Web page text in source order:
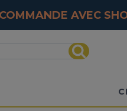
Recherche
AVEC